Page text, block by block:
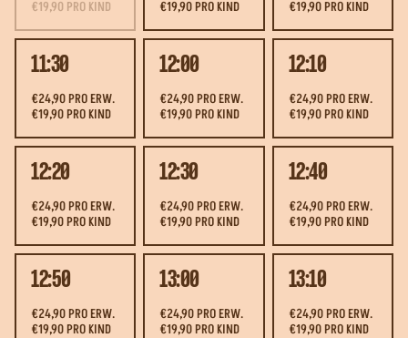
€19,90 PRO KIND
€19,90 PRO KIND
€19,90 PRO KIND
11:30
€24,90 PRO ERW.
€19,90 PRO KIND
12:00
€24,90 PRO ERW.
€19,90 PRO KIND
12:10
€24,90 PRO ERW.
€19,90 PRO KIND
12:20
€24,90 PRO ERW.
€19,90 PRO KIND
12:30
€24,90 PRO ERW.
€19,90 PRO KIND
12:40
€24,90 PRO ERW.
€19,90 PRO KIND
12:50
€24,90 PRO ERW.
€19,90 PRO KIND
13:00
€24,90 PRO ERW.
€19,90 PRO KIND
13:10
€24,90 PRO ERW.
€19,90 PRO KIND